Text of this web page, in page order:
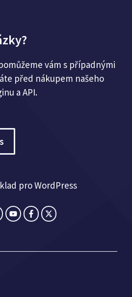
vám s případnými
před nákupem našeho
a API.
pro WordPress